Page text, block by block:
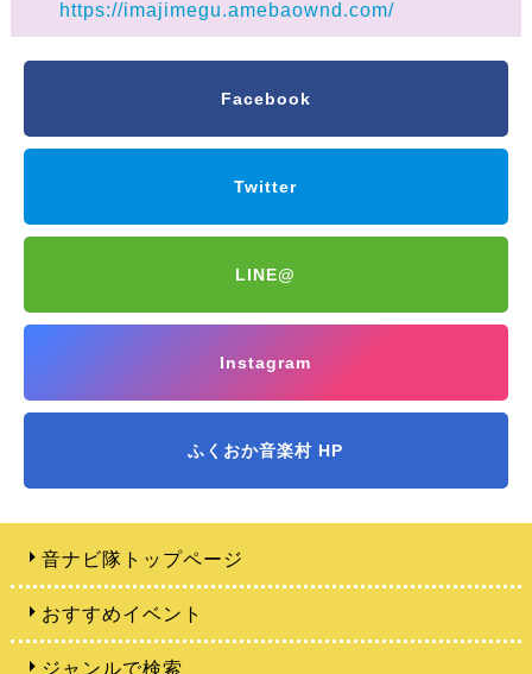
https://imajimegu.amebaownd.com/
Facebook
Twitter
LINE@
Instagram
ふくおか音楽村 HP
音ナビ隊トップページ
おすすめイベント
ジャンルで検索